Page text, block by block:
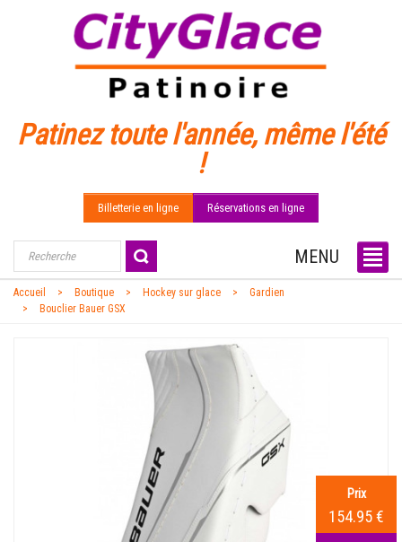
Patinez toute l'année, même l'été
!
Billetterie en ligne Réservations en ligne
MENU
Accueil Boutique Hockey sur glace
Gardien
Bouclier Bauer GSX
Prix
154.95 €